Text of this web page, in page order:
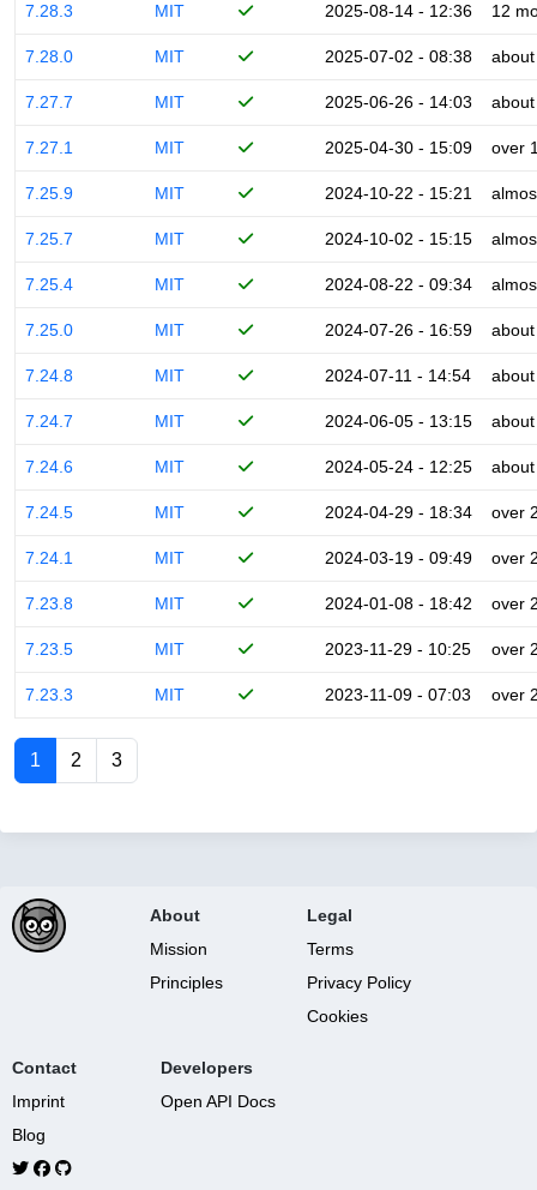
7.28.3 MIT 2025-08-14 - 12:36 12
7.28.0 MIT 2025-07-02 - 08:38
7.27.7 MIT 2025-06-26 - 14:03
7.27.1 MIT 2025-04-30 - 15:09 over
7.25.9 MIT 2024-10-22 - 15:21
7.25.7 MIT 2024-10-02 - 15:15
7.25.4 MIT 2024-08-22 - 09:34
7.25.0 MIT 2024-07-26 - 16:59
7.24.8 MIT 2024-07-11 - 14:54
7.24.7 MIT 2024-06-05 - 13:15
7.24.6 MIT 2024-05-24 - 12:25
7.24.5 MIT 2024-04-29 - 18:34 over
7.24.1 MIT 2024-03-19 - 09:49 over
7.23.8 MIT 2024-01-08 - 18:42 over
7.23.5 MIT 2023-11-29 - 10:25 over
7.23.3 MIT 2023-11-09 - 07:03 over
1 2 3
About
Mission
Principles
Legal
Terms
Privacy Policy
Cookies
Contact
Imprint
Blog
Developers
Open API Docs